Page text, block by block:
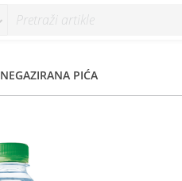
NEGAZIRANA PIĆA